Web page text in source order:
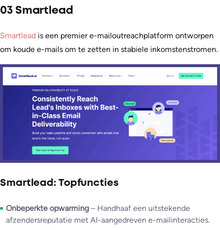
03 Smartlead
Smartlead is een premier e-mailoutreachplatform ontworpen
om koude e-mails om te zetten in stabiele inkomstenstromen.
Smartlead: Topfuncties
Onbeperkte opwarming – Handhaaf een uitstekende
afzendersreputatie met AI-aangedreven e-mailinteracties.